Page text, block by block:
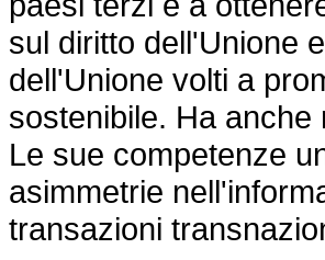
sul diritto dell'Unione
dell'Unione volti a
sostenibile. Ha
Le sue competenze
asimmetrie
transazioni